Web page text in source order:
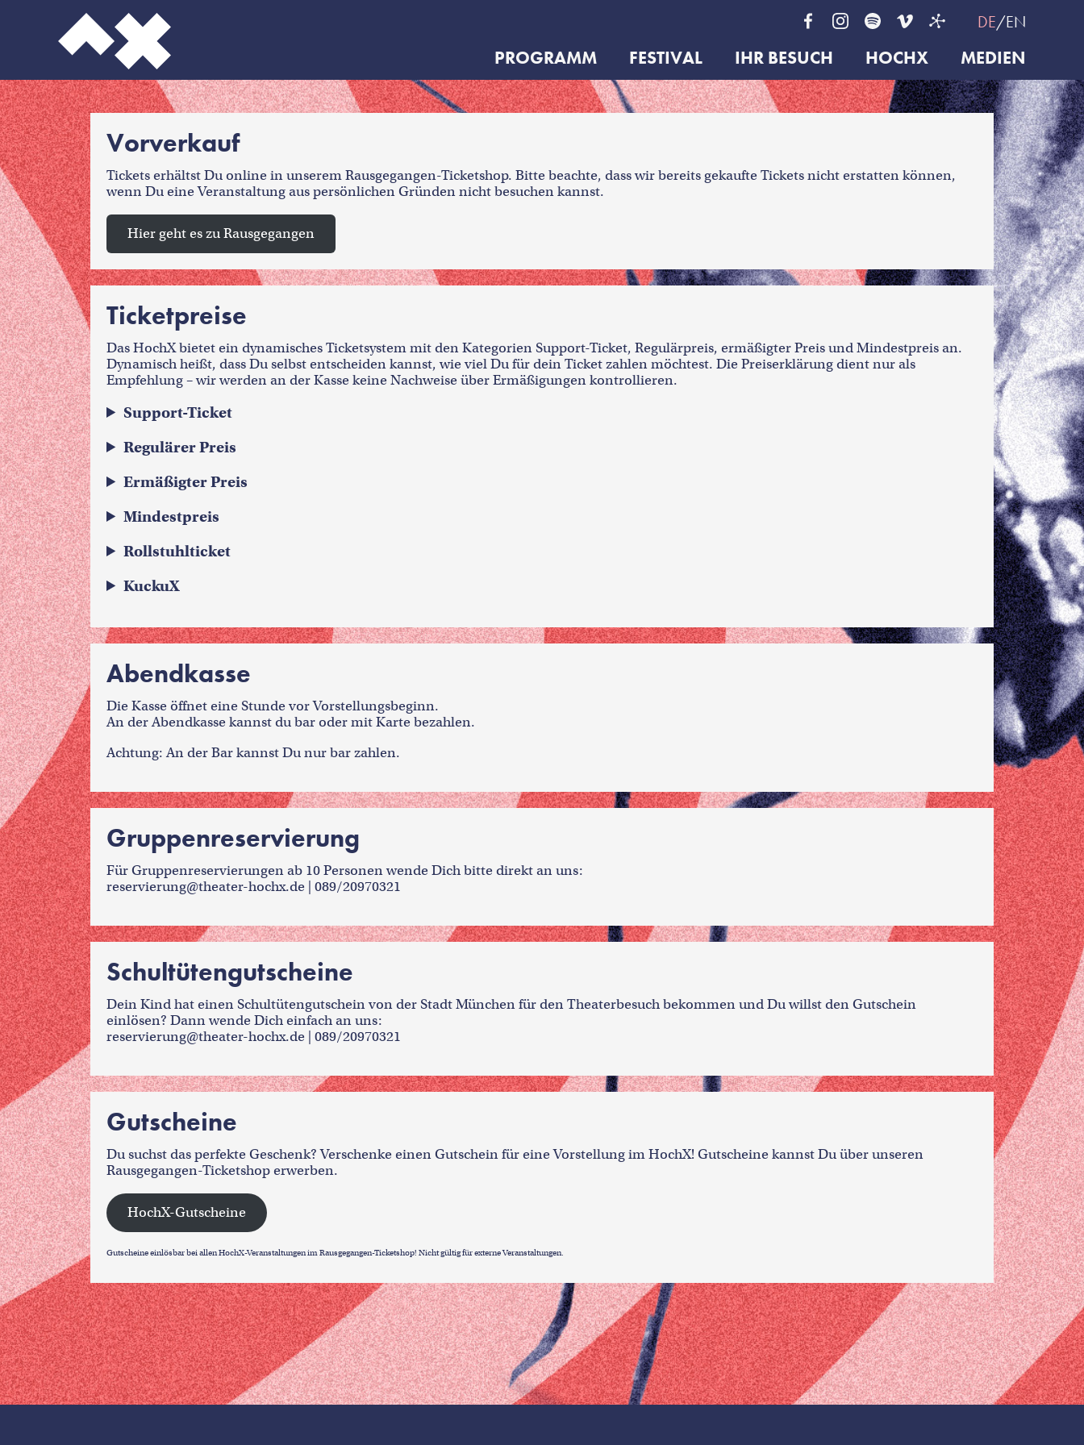
DE EN
PROGRAMM FESTIVAL IHR BESUCH HOCHX MEDIEN
Vorverkauf
Tickets erhältst Du online in unserem Rausgegangen-Ticketshop. Bitte beachte, dass wir bereits gekaufte Tickets nicht erstatten können,
wenn Du eine Veranstaltung aus persönlichen Gründen nicht besuchen kannst.
Hier geht es zu Rausgegangen
Ticketpreise
Das HochX bietet ein dynamisches Ticketsystem mit den Kategorien Support-Ticket, Regulärpreis, ermäßigter Preis und Mindestpreis an.
Dynamisch heißt, dass Du selbst entscheiden kannst, wie viel Du für dein Ticket zahlen möchtest. Die Preiserklärung dient nur als
Empfehlung – wir werden an der Kasse keine Nachweise über Ermäßigungen kontrollieren.
Support-Ticket
Regulärer Preis
Ermäßigter Preis
Mindestpreis
Rollstuhlticket
KuckuX
Abendkasse
Die Kasse öffnet eine Stunde vor Vorstellungsbeginn.
An der Abendkasse kannst du bar oder mit Karte bezahlen.
Achtung: An der Bar kannst Du nur bar zahlen.
Gruppenreservierung
Für Gruppenreservierungen ab 10 Personen wende Dich bitte direkt an uns:
reservierung@theater-hochx.de | 089/20970321
Schultütengutscheine
Dein Kind hat einen Schultütengutschein von der Stadt München für den Theaterbesuch bekommen und Du willst den Gutschein
einlösen? Dann wende Dich einfach an uns:
reservierung@theater-hochx.de | 089/20970321
Gutscheine
Du suchst das perfekte Geschenk? Verschenke einen Gutschein für eine Vorstellung im HochX! Gutscheine kannst Du über unseren
Rausgegangen-Ticketshop erwerben.
HochX-Gutscheine
Gutscheine einlösbar bei allen HochX-Veranstaltungen im Rausgegangen-Ticketshop! Nicht gültig für externe Veranstaltungen.